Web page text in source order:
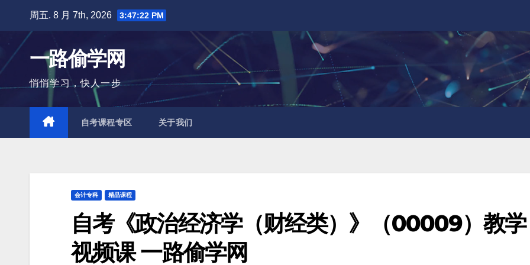
容
周五. 8 月 7th, 2026 3:47:23 PM
一路偷学网
悄悄学习，快人一步
自考课程专区 关于我们
会计专科 精品课程
自考《政治经济学（财经类）》（00009）教学
视频课 一路偷学网